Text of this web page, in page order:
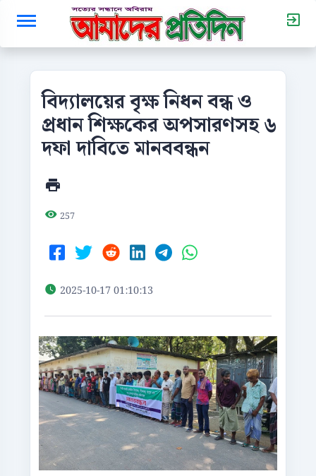
বিদ্যালয়ের বৃক্ষ নিধন বন্ধ ও
প্রধান শিক্ষকের অপসারণসহ ৬
দফা দাবিতে মানববন্ধন
257
2025-10-17 01:10:13